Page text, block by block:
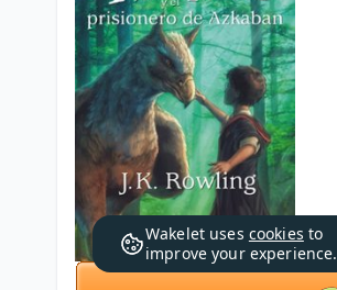
Wakelet uses cookies to
improve your experience.